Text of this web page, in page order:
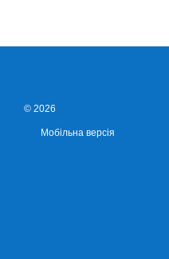
© 2026
Мобільна версія